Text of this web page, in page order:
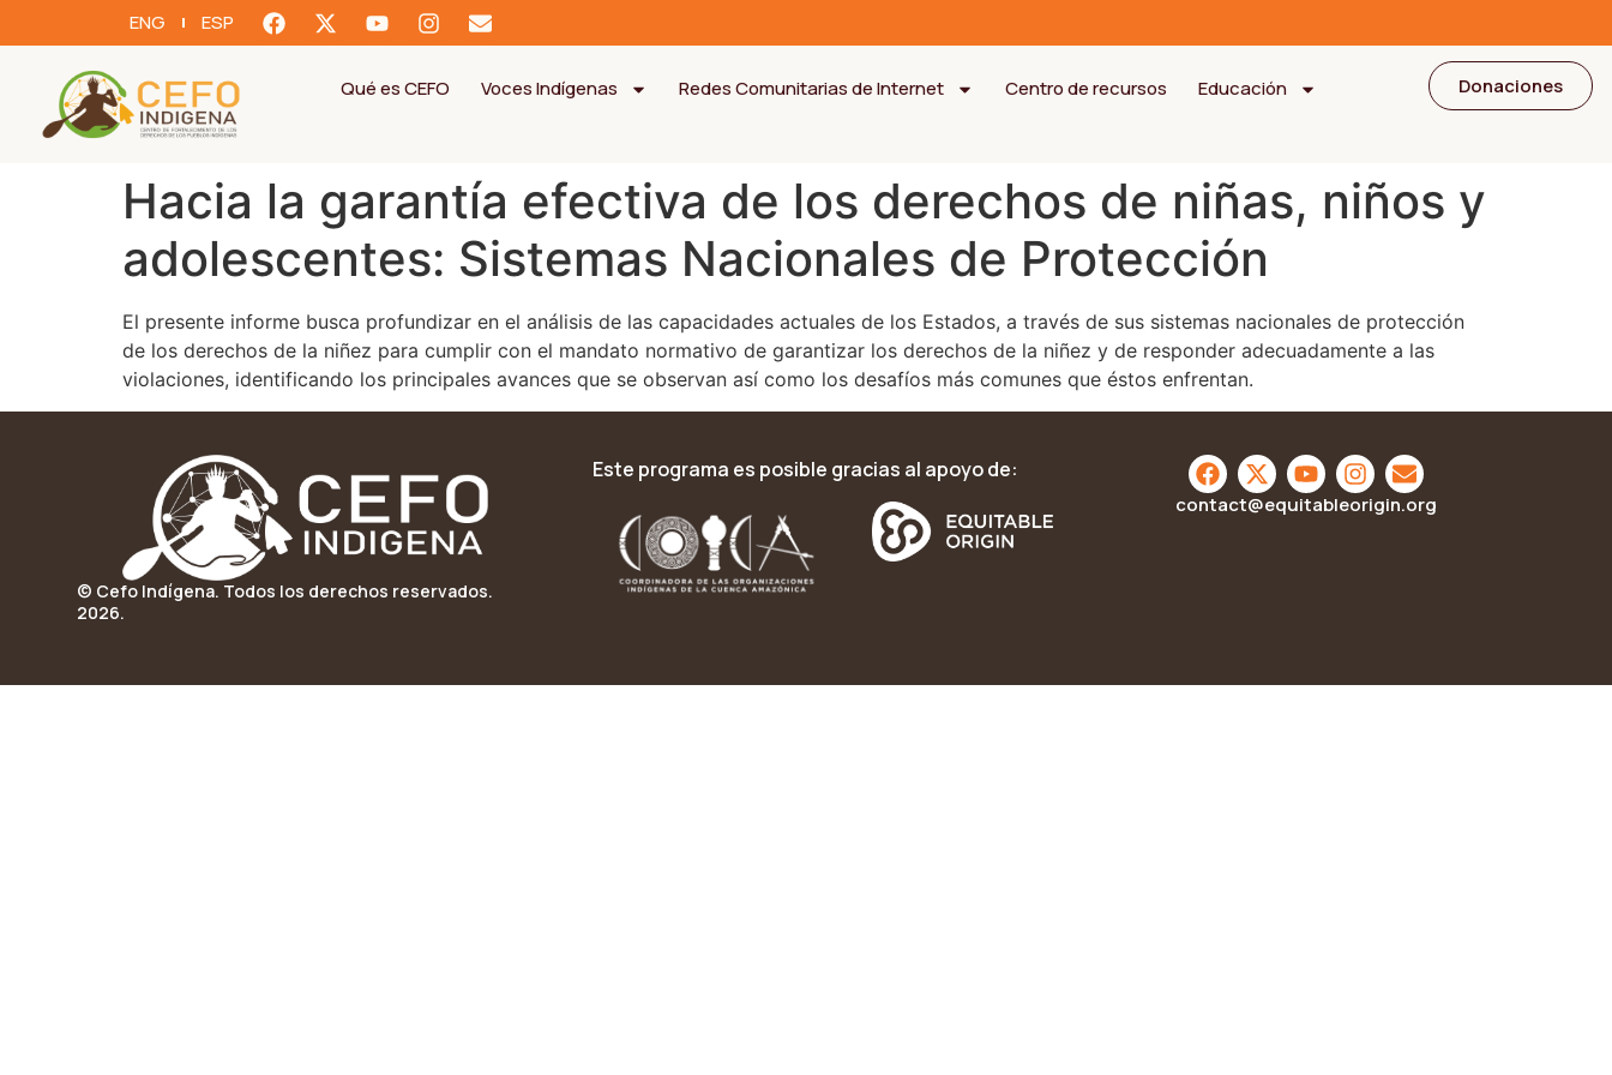
ENG ESP
Qué es CEFO Voces Indígenas Redes Comunitarias de Internet Centro de recursos Educación Donaciones
Hacia la garantía efectiva de los derechos de niñas, niños y
adolescentes: Sistemas Nacionales de Protección
El presente informe busca profundizar en el análisis de las capacidades actuales de los Estados, a través de sus sistemas nacionales de protección
de los derechos de la niñez para cumplir con el mandato normativo de garantizar los derechos de la niñez y de responder adecuadamente a las
violaciones, identificando los principales avances que se observan así como los desafíos más comunes que éstos enfrentan.
© Cefo Indígena. Todos los derechos reservados.
2026.
Este programa es posible gracias al apoyo de:
contact@equitableorigin.org